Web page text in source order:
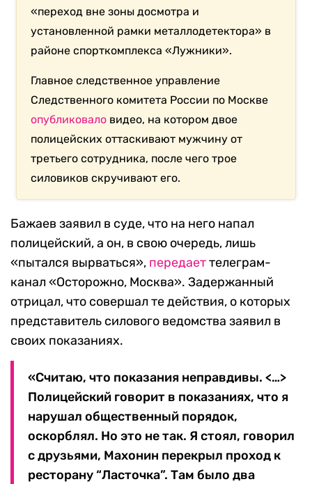
«переход вне зоны досмотра и
установленной рамки металлодетектора» в
районе спорткомплекса «Лужники».
Главное следственное управление
Следственного комитета России по Москве
опубликовало видео, на котором двое
полицейских оттаскивают мужчину от
третьего сотрудника, после чего трое
силовиков скручивают его.
Бажаев заявил в суде, что на него напал
полицейский, а он, в свою очередь, лишь
«пытался вырваться», передаеттелеграм-
канал «Осторожно, Москва». Задержанный
отрицал, что совершал те действия, о которых
представитель силового ведомства заявил в
своих показаниях.
«Считаю, что показания неправдивы. <…>
Полицейский говорит в показаниях, что я
нарушал общественный порядок,
оскорблял. Но это не так. Я стоял, говорил
с друзьями, Махонин перекрыл проход к
ресторану “Ласточка”. Там было два